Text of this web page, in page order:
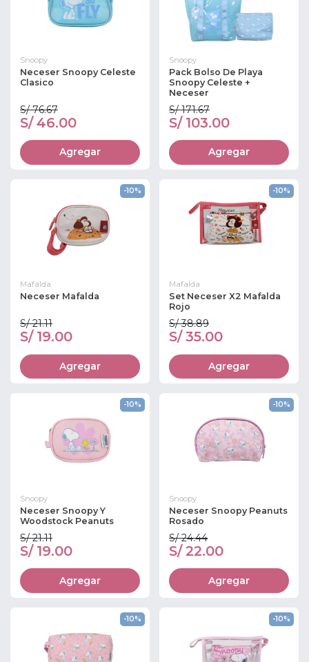
Snoopy
Neceser Snoopy Celeste
Clasico
S/ 76.67
S/ 46.00
Agregar
Snoopy
Pack Bolso De Playa
Snoopy Celeste +
Neceser
S/ 171.67
S/ 103.00
Agregar
-10%
Mafalda
Neceser Mafalda
S/ 21.11
S/ 19.00
Agregar
-10%
Mafalda
Set Neceser X2 Mafalda
Rojo
S/ 38.89
S/ 35.00
Agregar
-10%
Snoopy
Neceser Snoopy Y
Woodstock Peanuts
S/ 21.11
S/ 19.00
Agregar
-10%
Snoopy
Neceser Snoopy Peanuts
Rosado
S/ 24.44
S/ 22.00
Agregar
-10% -10%